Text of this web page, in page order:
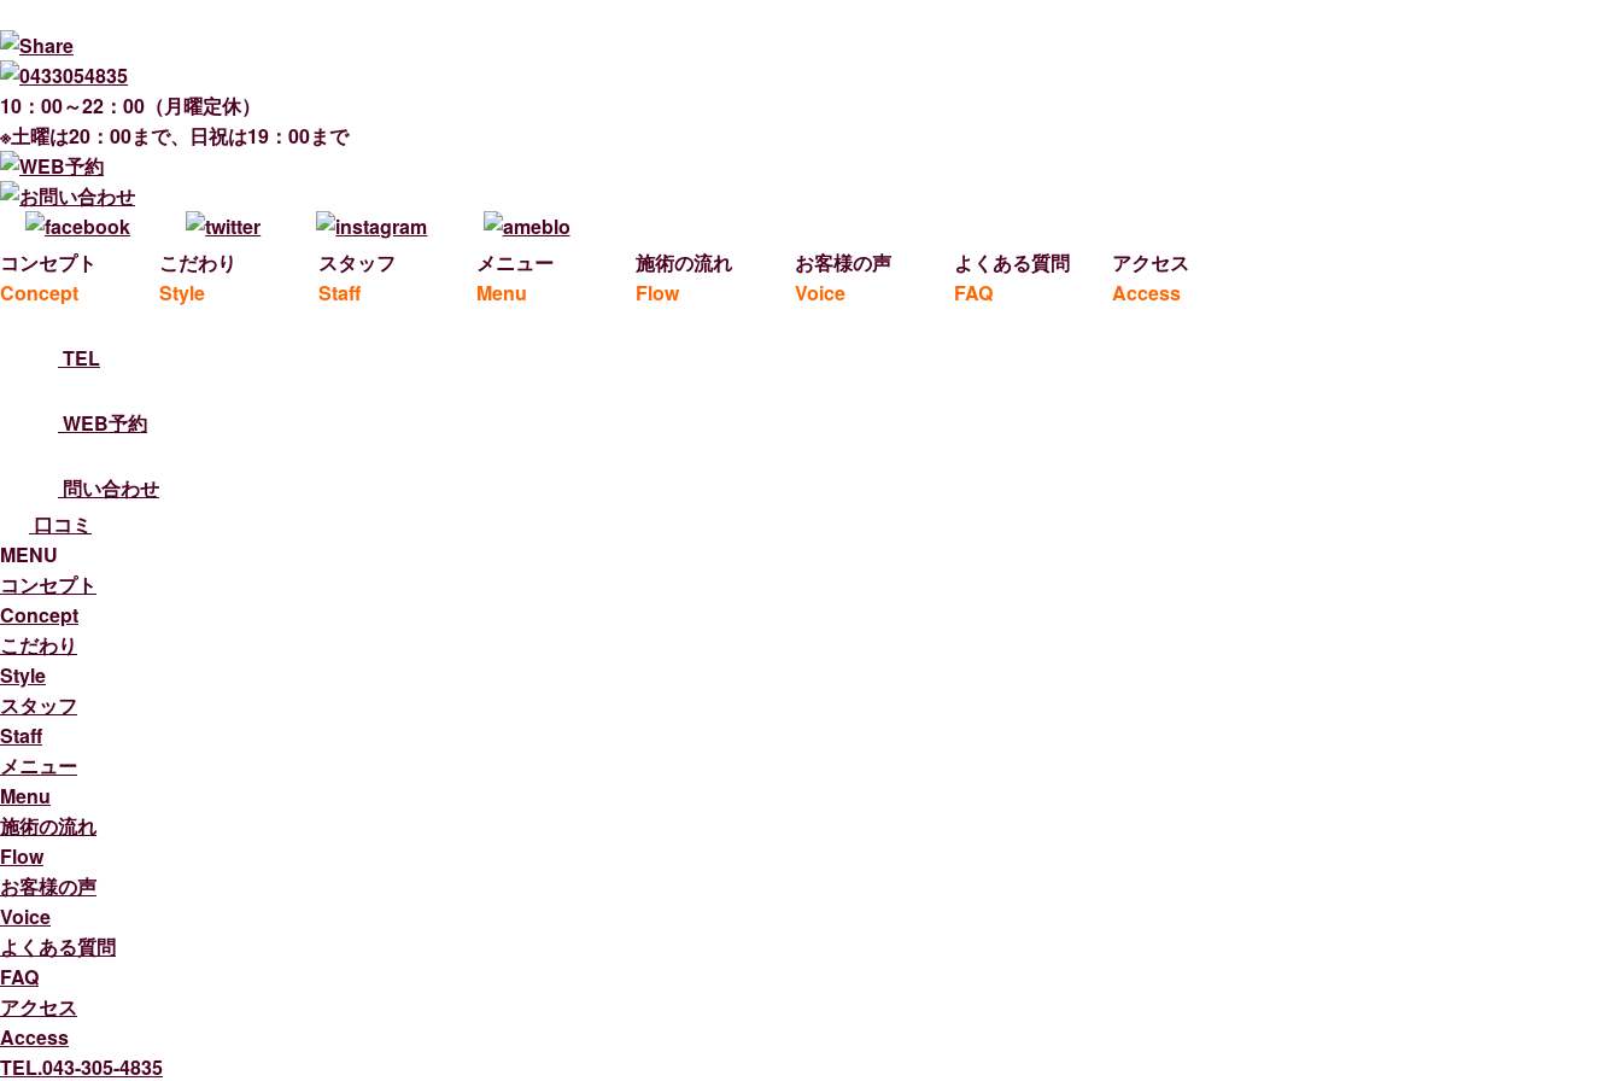
10：00～22：00（月曜定休）
※土曜は20：00まで、日祝は19：00まで
コンセプト
Concept
こだわり
Style
スタッフ
Staff
メニュー
Menu
施術の流れ
Flow
お客様の声
Voice
よくある質問
FAQ
アクセス
Access
TEL
WEB予約
問い合わせ
口コミ
MENU
コンセプト
Concept
こだわり
Style
スタッフ
Staff
メニュー
Menu
施術の流れ
Flow
お客様の声
Voice
よくある質問
FAQ
アクセス
Access
TEL.043-305-4835